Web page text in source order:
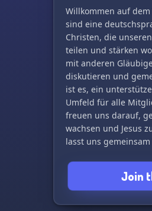
Willkommen auf dem
sind eine
Christen, die
teilen und stärken
mit anderen
diskutieren und
ist es, ein
Umfeld für alle
freuen uns darauf,
wachsen und Jesus
lasst uns
Join